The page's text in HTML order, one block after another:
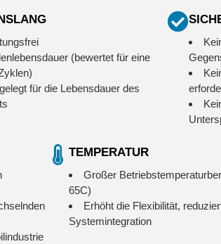
(bewertet für eine
für die Lebensdauer des
TEMPERATUR
Großer
65C)
Erhöht die Flexibilität,
Systemintegration